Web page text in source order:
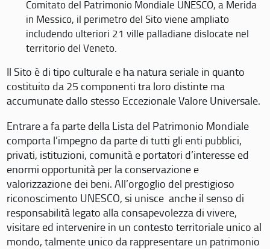
Comitato del Patrimonio Mondiale UNESCO, a Merida
in Messico, il perimetro del Sito viene ampliato
includendo ulteriori 21 ville palladiane dislocate nel
territorio del Veneto.
Il Sito è di tipo culturale e ha natura seriale in quanto
costituito da 25 componenti tra loro distinte ma
accumunate dallo stesso Eccezionale Valore Universale.
Entrare a fa parte della Lista del Patrimonio Mondiale
comporta l’impegno da parte di tutti gli enti pubblici,
privati, istituzioni, comunità e portatori d’interesse ed
enormi opportunità per la conservazione e
valorizzazione dei beni. All’orgoglio del prestigioso
riconoscimento UNESCO, si unisce anche il senso di
responsabilità legato alla consapevolezza di vivere,
visitare ed intervenire in un contesto territoriale unico al
mondo, talmente unico da rappresentare un patrimonio